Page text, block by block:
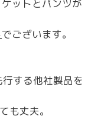
ットとパンツが
でございます。
する他社製品を
も丈夫。